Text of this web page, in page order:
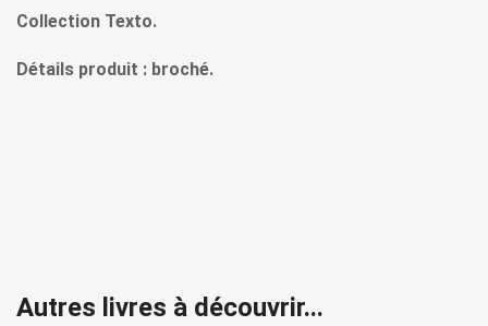
Collection Texto.
Détails produit : broché.
Autres livres à découvrir...